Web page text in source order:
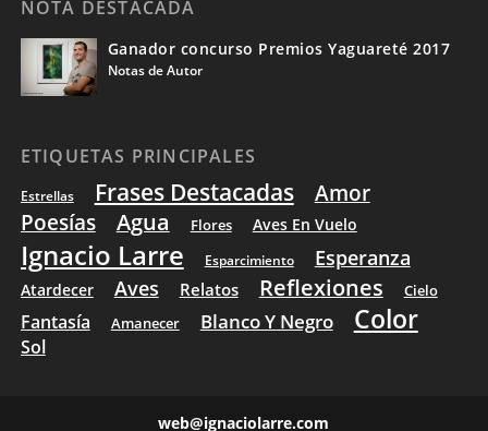
NOTA DESTACADA
Ganador concurso Premios Yaguareté 2017
Notas de Autor
ETIQUETAS PRINCIPALES
Estrellas Frases Destacadas
Amor
Poesías
Agua Flores Aves En Vuelo
Ignacio Larre Esparcimiento Esperanza
Atardecer Aves Relatos Reflexiones Cielo
Fantasía Amanecer Blanco Y Negro Color
Sol
web@ignaciolarre.com